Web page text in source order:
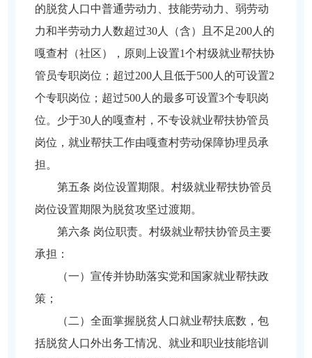
的脱贫人口中普通劳动力、技能劳动力、弱劳动
力和半劳动力人数超过30人（含）且不足200人的
嘎查村（社区），原则上设置1个村级就业帮扶协
管员专职岗位；超过200人且低于500人的可设置2
个专职岗位；超过500人的最多可设置3个专职岗
位。少于30人的嘎查村，不专设就业帮扶协管员
岗位，就业帮扶工作由嘎查村劳动保障协理员承
担。
第五条 岗位设置期限。村级就业帮扶协管员
岗位设置期限为脱贫攻坚过渡期。
第六条 岗位职责。村级就业帮扶协管员主要
承担：
（一）宣传并协助落实党和国家就业帮扶政
策；
（二）全面掌握脱贫人口就业帮扶底数，包
括脱贫人口外出务工情况、就业和职业技能培训